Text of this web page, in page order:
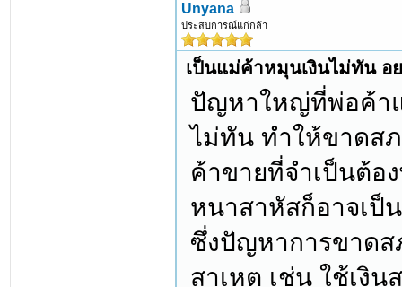
Unyana
ประสบการณ์แก่กล้า
เป็นแม่ค้าหมุนเงินไม่ทัน อ
ปัญหาใหญ่ที่พ่อค้า
ไม่ทัน ทำให้ขาดส
ค้าขายที่จำเป็นต้อ
หนาสาหัสก็อาจเป็
ซึ่งปัญหาการขาดส
สาเหตุ เช่น ใช้เงิ